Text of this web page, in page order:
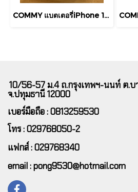
COMMY แบตเตอรี่iPhone 11 (3,110mAh) แบตโทรศัพท์ของแท้ COMMY คุณภาพดี มาตรฐาน มอก. รับประกัน 1 ปี
10/56-57 ม.4 ถ.กรุงเทพฯ-นนท์ ต.บ
จ.ปทุมธานี 12000
เบอร์มือถือ : 0813259530
โทร : 029768050-2
แฟกส์ : 029768340
email : pong9530@hotmail.com